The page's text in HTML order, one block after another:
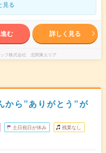
見る
む 詳しく見る
フ株式会社 北関東エリア
から”ありがとう”が
土日祝日が休み 残業なし